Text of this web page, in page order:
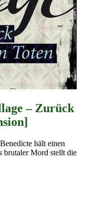
– Zurück
hält einen
brutaler Mord stellt die